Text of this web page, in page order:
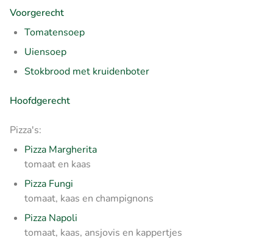
Voorgerecht
Tomatensoep
Uiensoep
Stokbrood met kruidenboter
Hoofdgerecht
Pizza's:
Pizza Margherita
tomaat en kaas
Pizza Fungi
tomaat, kaas en champignons
Pizza Napoli
tomaat, kaas, ansjovis en kappertjes